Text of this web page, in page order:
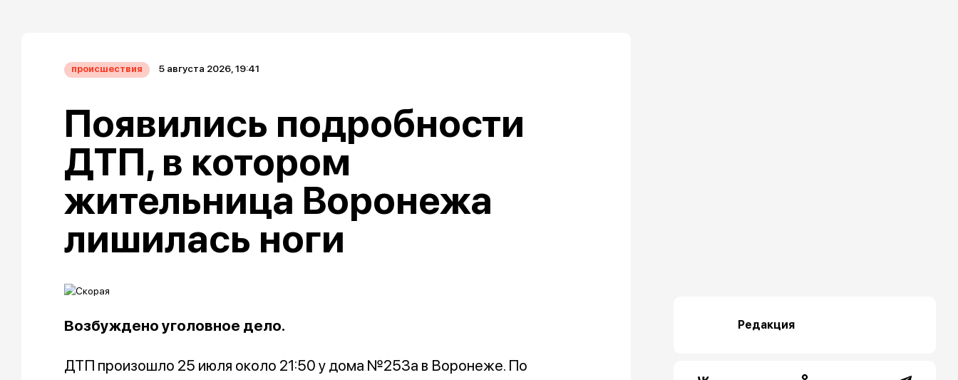
происшествия 5 августа 2026, 19:41
Появились подробности
ДТП, в котором
жительница Воронежа
лишилась ноги
Возбуждено уголовное дело.
ДТП произошло 25 июля около 21:50 у дома №253а в Воронеже. По
Редакция